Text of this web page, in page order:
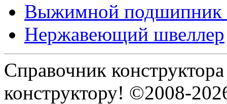
Выжимной подшипник
Нержавеющий швеллер
Справочник
конструктору! ©2008-